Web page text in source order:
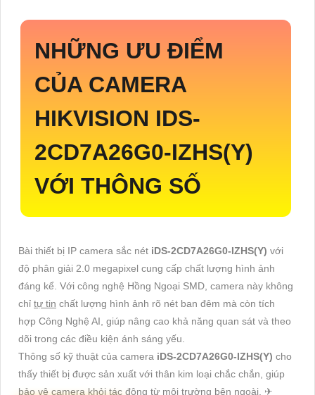
NHỮNG ƯU ĐIỂM
CỦA CAMERA
HIKVISION IDS-
2CD7A26G0-IZHS(Y)
VỚI THÔNG SỐ
Bài thiết bị IP camera sắc nét iDS-2CD7A26G0-IZHS(Y) với
độ phân giải 2.0 megapixel cung cấp chất lượng hình ảnh
đáng kể. Với công nghệ Hồng Ngoại SMD, camera này không
chỉ tự tin chất lượng hình ảnh rõ nét ban đêm mà còn tích
hợp Công Nghệ AI, giúp nâng cao khả năng quan sát và theo
dõi trong các điều kiện ánh sáng yếu.
Thông số kỹ thuật của camera iDS-2CD7A26G0-IZHS(Y) cho
thấy thiết bị được sản xuất với thân kim loại chắc chắn, giúp
bảo vệ camera khỏi tác động từ môi trường bên ngoài. ✈